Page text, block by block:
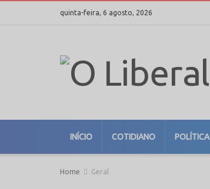
quinta-feira, 6 agosto, 2026
INÍCIO COTIDIANO POLÍTICA
Home Geral